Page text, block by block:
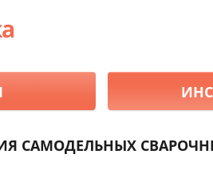
САМОДЕЛЬНЫХ